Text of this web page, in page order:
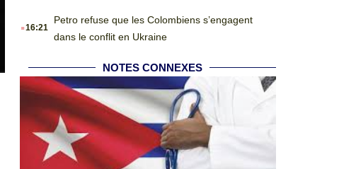
.16:21
Petro refuse que les Colombiens s’engagent
dans le conflit en Ukraine
NOTES CONNEXES